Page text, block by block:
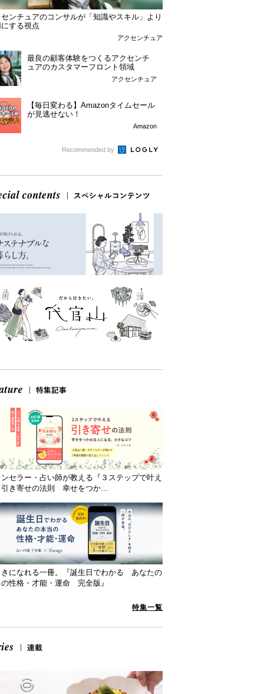
ンチュアのコンサルが「知識やスキル」より
する視点
アクセンチュア
最良の顧客体験をつくるアクセンチ
ュアのカスタマーフロント領域
アクセンチュア
【毎日変わる】Amazonタイムセール
が見逃せない！
Amazon
Recommended by
セラー・占い師が教える『３ステップで叶え
き寄せの法則 幸せをつか...
きになれる一冊。『誕生日でわかる あなたの
性格・才能・運命 完全版』
特集一覧